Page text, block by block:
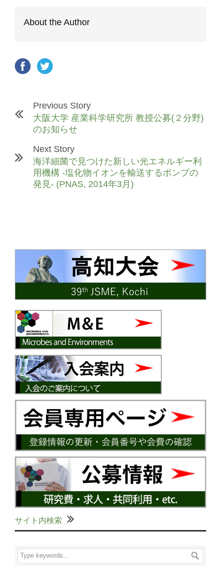
About the Author
Previous Story
大阪大学 産業科学研究所 教授公募(２分野)
のお知らせ
Next Story
海洋細菌で見つけた新しい光エネルギー利
用機構 -塩化物イオンを輸送するポンプの
発見- (PNAS, 2014年3月)
サイト内検索